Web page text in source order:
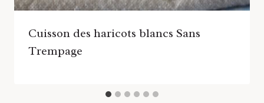
Cuisson des haricots blancs Sans
Trempage